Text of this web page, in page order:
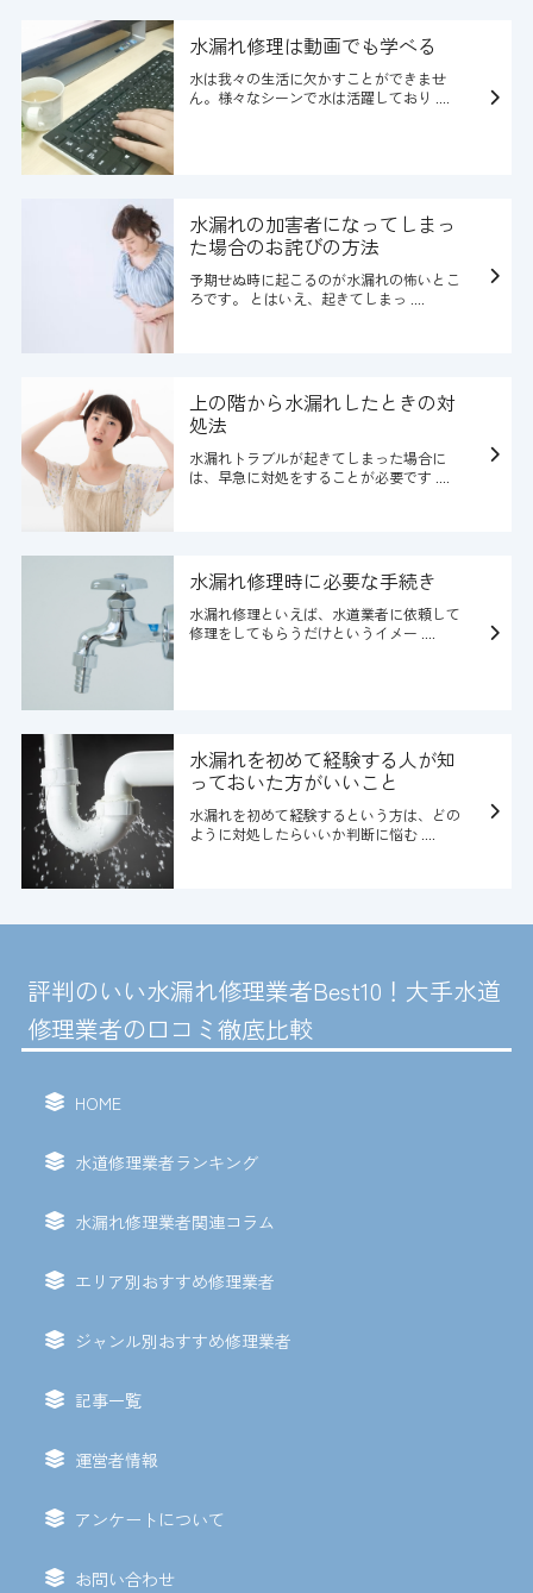
水漏れ修理は動画でも学べる
水は我々の生活に欠かすことができませ
ん。様々なシーンで水は活躍しており ....
水漏れの加害者になってしまっ
た場合のお詫びの方法
予期せぬ時に起こるのが水漏れの怖いとこ
ろです。 とはいえ、起きてしまっ ....
上の階から水漏れしたときの対
処法
水漏れトラブルが起きてしまった場合に
は、早急に対処をすることが必要です ....
水漏れ修理時に必要な手続き
水漏れ修理といえば、水道業者に依頼して
修理をしてもらうだけというイメー ....
水漏れを初めて経験する人が知
っておいた方がいいこと
水漏れを初めて経験するという方は、どの
ように対処したらいいか判断に悩む ....
評判のいい水漏れ修理業者Best10！大手水道
修理業者の口コミ徹底比較
HOME
水道修理業者ランキング
水漏れ修理業者関連コラム
エリア別おすすめ修理業者
ジャンル別おすすめ修理業者
記事一覧
運営者情報
アンケートについて
お問い合わせ